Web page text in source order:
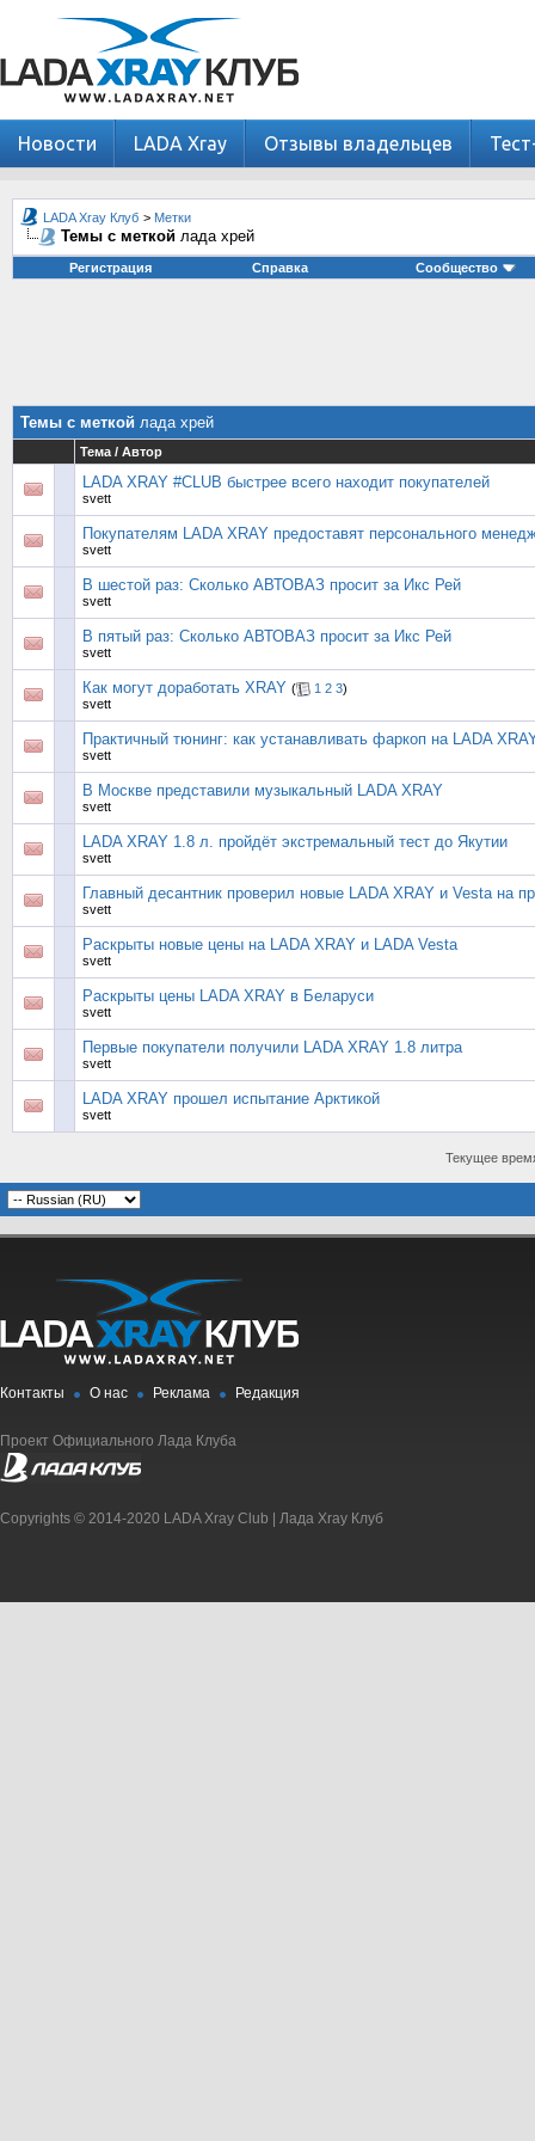
Новости LADA Xray Отзывы владельцев
LADA Xray Клуб > Метки
Темы с меткой лада хрей
Регистрация Справка Сообщество
Темы с меткой лада хрей
Тема / Автор
LADA XRAY #CLUB быстрее всего находит покупателей
svett
Покупателям LADA XRAY предоставят персонального
svett
В шестой раз: Сколько АВТОВАЗ просит за Икс Рей
svett
В пятый раз: Сколько АВТОВАЗ просит за Икс Рей
svett
Как могут доработать XRAY ( 1 2 3)
svett
Практичный тюнинг: как устанавливать фаркоп на LADA
svett
В Москве представили музыкальный LADA XRAY
svett
LADA XRAY 1.8 л. пройдёт экстремальный тест до Якутии
svett
Главный десантник проверил новые LADA XRAY и Vesta на
svett
Раскрыты новые цены на LADA XRAY и LADA Vesta
svett
Раскрыты цены LADA XRAY в Беларуси
svett
Первые покупатели получили LADA XRAY 1.8 литра
svett
LADA XRAY прошел испытание Арктикой
svett
Текущее
Контакты О нас Реклама Редакция
Проект Официального Лада Клуба
Copyrights © 2014-2020 LADA Xray Club | Лада Xray Клуб